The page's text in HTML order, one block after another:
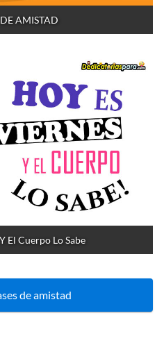
AMISTAD
El Cuerpo Lo Sabe
de amistad